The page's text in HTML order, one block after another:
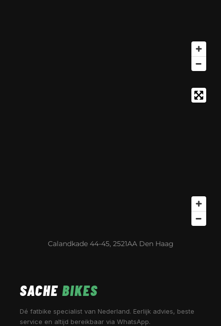
Calandkade 44-45, 2521AA Den Haag
SACHE BIKES
Dé fatbike specialist van Nederland. Eerlijk advies, beste
service en altijd bereikbaar via WhatsApp.